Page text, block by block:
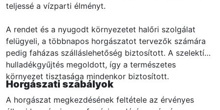
teljessé a vízparti élményt.
A rendet és a nyugodt környezetet halőri szolgálat
felügyeli, a többnapos horgászatot tervezők számára
pedig faházas szálláslehetőség biztosított. A szelektív
hulladékgyűjtés megoldott, így a természetes
környezet tisztasága mindenkor biztosított.
Horgászati szabályok
A horgászat megkezdésének feltétele az érvényes